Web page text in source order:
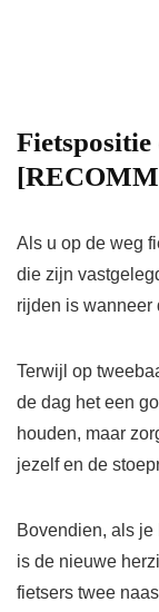
Fietspositie
Als u op de weg
die zijn
rijden is wanneer
Terwijl op
de dag het een
houden, maar
jezelf en de
Bovendien, als je
is de nieuwe
fietsers twee